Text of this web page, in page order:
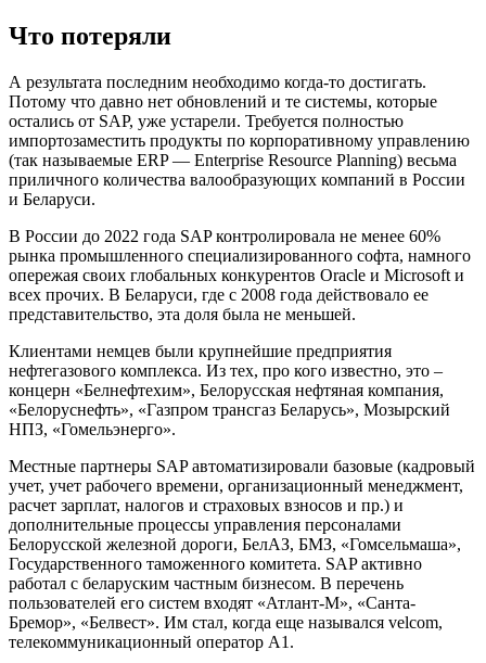
Что потеряли
А результата последним необходимо когда-то достигать.
Потому что давно нет обновлений и те системы, которые
остались от SAP, уже устарели. Требуется полностью
импортозаместить продукты по корпоративному управлению
(так называемые ERP — Enterprise Resource Planning) весьма
приличного количества валообразующих компаний в России
и Беларуси.
В России до 2022 года SAP контролировала не менее 60%
рынка промышленного специализированного софта, намного
опережая своих глобальных конкурентов Oracle и Microsoft и
всех прочих. В Беларуси, где с 2008 года действовало ее
представительство, эта доля была не меньшей.
Клиентами немцев были крупнейшие предприятия
нефтегазового комплекса. Из тех, про кого известно, это –
концерн «Белнефтехим», Белорусская нефтяная компания,
«Белоруснефть», «Газпром трансгаз Беларусь», Мозырский
НПЗ, «Гомельэнерго».
Местные партнеры SAP автоматизировали базовые (кадровый
учет, учет рабочего времени, организационный менеджмент,
расчет зарплат, налогов и страховых взносов и пр.) и
дополнительные процессы управления персоналами
Белорусской железной дороги, БелАЗ, БМЗ, «Гомсельмаша»,
Государственного таможенного комитета. SAP активно
работал с беларуским частным бизнесом. В перечень
пользователей его систем входят «Атлант-М», «Санта-
Бремор», «Белвест». Им стал, когда еще назывался velcom,
телекоммуникационный оператор А1.